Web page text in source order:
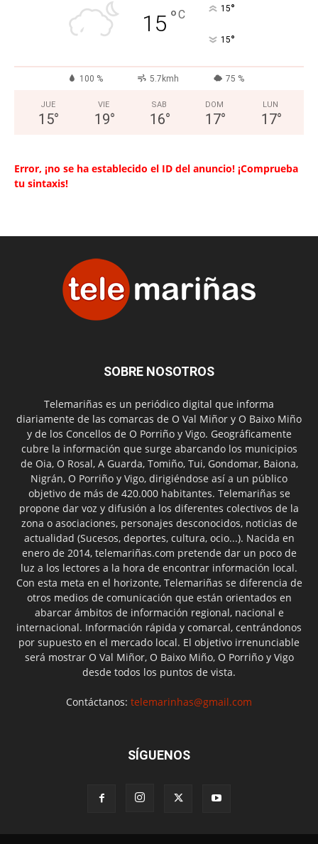
15 °C 15°
15°
100 % 5.7kmh 75 %
JUE
15°
VIE
19°
SAB
16°
DOM
17°
LUN
17°
Error, ¡no se ha establecido el ID del anuncio! ¡Comprueba
tu sintaxis!
SOBRE NOSOTROS
Telemariñas es un periódico digital que informa
diariamente de las comarcas de O Val Miñor y O Baixo Miño
y de los Concellos de O Porriño y Vigo. Geográficamente
cubre la información que surge abarcando los municipios
de Oia, O Rosal, A Guarda, Tomiño, Tui, Gondomar, Baiona,
Nigrán, O Porriño y Vigo, dirigiéndose así a un público
objetivo de más de 420.000 habitantes. Telemariñas se
propone dar voz y difusión a los diferentes colectivos de la
zona o asociaciones, personajes desconocidos, noticias de
actualidad (Sucesos, deportes, cultura, ocio...). Nacida en
enero de 2014, telemariñas.com pretende dar un poco de
luz a los lectores a la hora de encontrar información local.
Con esta meta en el horizonte, Telemariñas se diferencia de
otros medios de comunicación que están orientados en
abarcar ámbitos de información regional, nacional e
internacional. Información rápida y comarcal, centrándonos
por supuesto en el mercado local. El objetivo irrenunciable
será mostrar O Val Miñor, O Baixo Miño, O Porriño y Vigo
desde todos los puntos de vista.
Contáctanos: telemarinhas@gmail.com
SÍGUENOS